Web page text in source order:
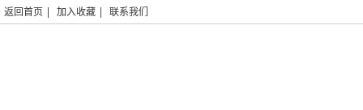
返回首页 加入收藏 联系我们